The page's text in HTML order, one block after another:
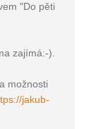
"Do pěti
zajímá:-).
možnosti
jakub-